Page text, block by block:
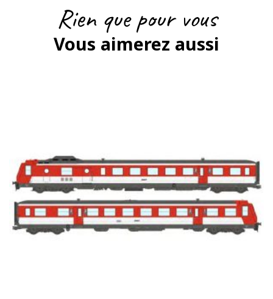
Rien que pour vous
Vous aimerez aussi